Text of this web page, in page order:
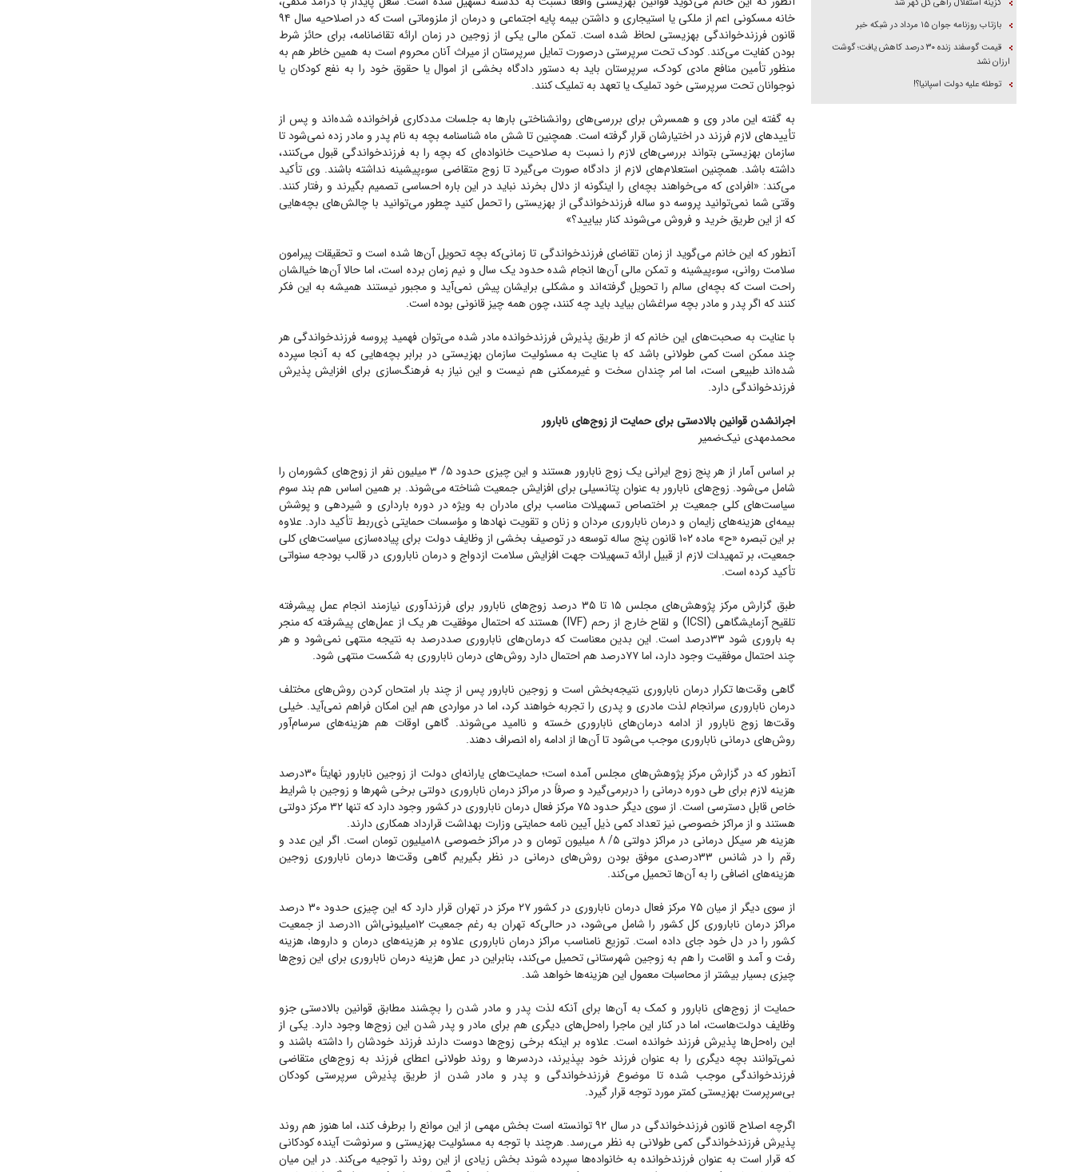
خانه مسکونی اعم از ملکی یا استیجاری و داشتن بیمه پایه اجتماعی و درمان از ملزوماتی است که در اصلاحیه سال ۹۴
قانون فرزندخواندگی بهزیستی لحاظ شده است. تمکن مالی یکی از زوجین در زمان ارائه تقاضانامه، برای حائز شرط
بودن کفایت می‌کند. کودک تحت سرپرستی درصورت تمایل سرپرستان از میراث آنان محروم است به همین خاطر هم به
منظور تأمین منافع مادی کودک، سرپرستان باید به دستور دادگاه بخشی از اموال یا حقوق خود را به نفع کودکان یا
نوجوانان تحت سرپرستی خود تملیک یا تعهد به تملیک کنند.
به گفته این مادر وی و همسرش برای بررسی‌های روانشناختی بار‌ها به جلسات مددکاری فراخوانده شده‌اند و پس از
تأیید‌های لازم فرزند در اختیارشان قرار گرفته است. همچنین تا شش ماه شناسنامه بچه به نام پدر و مادر زده نمی‌شود تا
سازمان بهزیستی بتواند بررسی‌های لازم را نسبت به صلاحیت خانواده‌ای که بچه را به فرزندخواندگی قبول می‌کنند،
داشته باشد. همچنین استعلام‌های لازم از دادگاه صورت می‌گیرد تا زوج متقاضی سوءپیشینه نداشته باشند. وی تأکید
می‌کند: «افرادی که می‌خواهند بچه‌ای را اینگونه از دلال بخرند نباید در این باره احساسی تصمیم بگیرند و رفتار کنند.
وقتی شما نمی‌توانید پروسه دو ساله فرزندخواندگی از بهزیستی را تحمل کنید چطور می‌توانید با چالش‌های بچه‌هایی
که از این طریق خرید و فروش می‌شوند کنار بیایید؟»
آنطور که این خانم می‌گوید از زمان تقاضای فرزندخواندگی تا زمانی‌که بچه تحویل آن‌ها شده است و تحقیقات پیرامون
سلامت روانی، سوءپیشینه و تمکن مالی آن‌ها انجام شده حدود یک سال و نیم زمان برده است، اما حالا آن‌ها خیالشان
راحت است که بچه‌ای سالم را تحویل گرفته‌اند و مشکلی برایشان پیش نمی‌آید و مجبور نیستند همیشه به این فکر
کنند که اگر پدر و مادر بچه سراغشان بیاید باید چه کنند، چون همه چیز قانونی بوده است.
با عنایت به صحبت‌های این خانم که از طریق پذیرش فرزندخوانده مادر شده می‌توان فهمید پروسه فرزندخواندگی هر
چند ممکن است کمی طولانی باشد که با عنایت به مسئولیت سازمان بهزیستی در برابر بچه‌هایی که به آنجا سپرده
شده‌اند طبیعی است، اما امر چندان سخت و غیرممکنی هم نیست و این نیاز به فرهنگ‌سازی برای افزایش پذیرش
فرزندخواندگی دارد.
اجرانشدن قوانین بالادستی برای حمایت از زوج‌های نابارور
محمدمهدی نیک‌ضمیر
بر اساس آمار از هر پنج زوج ایرانی یک زوج نابارور هستند و این چیزی حدود ۵/ ۳ میلیون نفر از زوج‌های کشورمان را
شامل می‌شود. زوج‌های نابارور به عنوان پتانسیلی برای افزایش جمعیت شناخته می‌شوند. بر همین اساس هم بند سوم
سیاست‌های کلی جمعیت بر اختصاص تسهیلات مناسب برای مادران به ویژه در دوره بارداری و شیردهی و پوشش
بیمه‌ای هزینه‌های زایمان و درمان ناباروری مردان و زنان و تقویت نهاد‌ها و مؤسسات حمایتی ذی‌ربط تأکید دارد. علاوه
بر این تبصره «ح» ماده ۱۰۲ قانون پنج ساله توسعه در توصیف بخشی از وظایف دولت برای پیاده‌سازی سیاست‌های کلی
جمعیت، بر تمهیدات لازم از قبیل ارائه تسهیلات جهت افزایش سلامت ازدواج و درمان ناباروری در قالب بودجه سنواتی
تأکید کرده است.
طبق گزارش مرکز پژوهش‌های مجلس ۱۵ تا ۳۵ درصد زوج‌های نابارور برای فرزندآوری نیازمند انجام عمل پیشرفته
تلقیح آزمایشگاهی (ICSI) و لقاح خارج از رحم (IVF) هستند که احتمال موفقیت هر یک از عمل‌های پیشرفته که منجر
به باروری شود ۳۳درصد است. این بدین معناست که درمان‌های ناباروری صددرصد به نتیجه منتهی نمی‌شود و هر
چند احتمال موفقیت وجود دارد، اما ۷۷درصد هم احتمال دارد روش‌های درمان ناباروری به شکست منتهی شود.
گاهی وقت‌ها تکرار درمان ناباروری نتیجه‌بخش است و زوجین نابارور پس از چند بار امتحان کردن روش‌های مختلف
درمان ناباروری سرانجام لذت مادری و پدری را تجربه خواهند کرد، اما در مواردی هم این امکان فراهم نمی‌آید. خیلی
وقت‌ها زوج نابارور از ادامه درمان‌های ناباروری خسته و ناامید می‌شوند. گاهی اوقات هم هزینه‌های سرسام‌آور
روش‌های درمانی ناباروری موجب می‌شود تا آن‌ها از ادامه راه انصراف دهند.
آنطور که در گزارش مرکز پژوهش‌های مجلس آمده است؛ حمایت‌های یارانه‌ای دولت از زوجین نابارور نهایتاً ۳۰درصد
هزینه لازم برای طی دوره درمانی را دربرمی‌گیرد و صرفاً در مراکز درمان ناباروری دولتی برخی شهر‌ها و زوجین با شرایط
خاص قابل دسترسی است. از سوی دیگر حدود ۷۵ مرکز فعال درمان ناباروری در کشور وجود دارد که تنها ۳۲ مرکز دولتی
هستند و از مراکز خصوصی نیز تعداد کمی ذیل آیین نامه حمایتی وزارت بهداشت قرارداد همکاری دارند.
هزینه هر سیکل درمانی در مراکز دولتی ۵/ ۸ میلیون تومان و در مراکز خصوصی ۱۸میلیون تومان است. اگر این عدد و
رقم را در شانس ۳۳درصدی موفق بودن روش‌های درمانی در نظر بگیریم گاهی وقت‌ها درمان ناباروری زوجین
هزینه‌های اضافی را به آن‌ها تحمیل می‌کند.
از سوی دیگر از میان ۷۵ مرکز فعال درمان ناباروری در کشور ۲۷ مرکز در تهران قرار دارد که این چیزی حدود ۳۰ درصد
مراکز درمان ناباروری کل کشور را شامل می‌شود، در حالی‌که تهران به رغم جمعیت ۱۲میلیونی‌اش ۱۱درصد از جمعیت
کشور را در دل خود جای داده است. توزیع نامناسب مراکز درمان ناباروری علاوه بر هزینه‌های درمان و داروها، هزینه
رفت و آمد و اقامت را هم به زوجین شهرستانی تحمیل می‌کند، بنابراین در عمل هزینه درمان ناباروری برای این زوج‌ها
چیزی بسیار بیشتر از محاسبات معمول این هزینه‌ها خواهد شد.
حمایت از زوج‌های نابارور و کمک به آن‌ها برای آنکه لذت پدر و مادر شدن را بچشند مطابق قوانین بالادستی جزو
وظایف دولت‌هاست، اما در کنار این ماجرا راه‌حل‌های دیگری هم برای مادر و پدر شدن این زوج‌ها وجود دارد. یکی از
این راه‌حل‌ها پذیرش فرزند خوانده است. علاوه بر اینکه برخی زوج‌ها دوست دارند فرزند خودشان را داشته باشند و
نمی‌توانند بچه دیگری را به عنوان فرزند خود بپذیرند، دردسر‌ها و روند طولانی اعطای فرزند به زوج‌های متقاضی
فرزندخواندگی موجب شده تا موضوع فرزندخواندگی و پدر و مادر شدن از طریق پذیرش سرپرستی کودکان
بی‌سرپرست بهزیستی کمتر مورد توجه قرار گیرد.
اگرچه اصلاح قانون فرزندخواندگی در سال ۹۲ توانسته است بخش مهمی از این موانع را برطرف کند، اما هنوز هم روند
پذیرش فرزندخواندگی کمی طولانی به نظر می‌رسد. هرچند با توجه به مسئولیت بهزیستی و سرنوشت آینده کودکانی
که قرار است به عنوان فرزند‌خوانده به خانواده‌ها سپرده شوند بخش زیادی از این روند را توجیه می‌کند. در این میان
بازتاب روزنامه جوان ۱۵ مرداد در شبکه خبر
قیمت گوسفند زنده ۳۰ درصد کاهش یافت؛ گوشت
ارزان نشد
توطئه علیه دولت اسپانیا؟!